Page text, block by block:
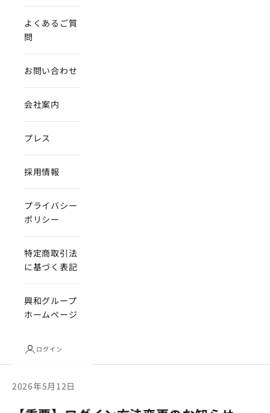
よくあるご質
問
お問い合わせ
会社案内
プレス
採用情報
プライバシー
ポリシー
特定商取引法
に基づく表記
興和グループ
ホームページ
ログイン
2026年5月12日